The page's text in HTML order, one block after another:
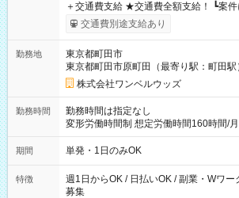
＋交通費支給 ★交通費全額支給！ ┗案件により規定あり ★日払
いOK！（規定あり） ┗働いたその日に
ンビニATMから 日払い分を引き落とせます！ 【試用
交通費別途支給あり
勤務地
東京都町田市
東京都町田市原町田（最寄り駅：町田駅
株式会社ワンベルウッズ
勤務時間
勤務時間は指定なし
変形労働時間制 想定労働時間160時間/月 【シフト例】 ・8：00
～21：00
期間 単発・1日のみOK
特徴
週1日からOK / 日払いOK / 副業・Wワ
募集